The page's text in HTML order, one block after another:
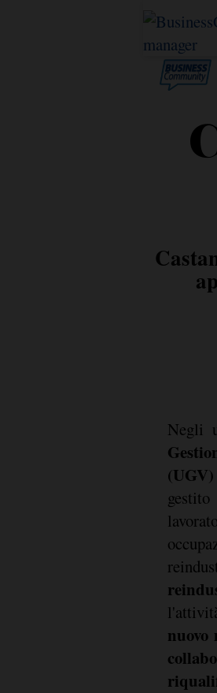
Negli
nuovo